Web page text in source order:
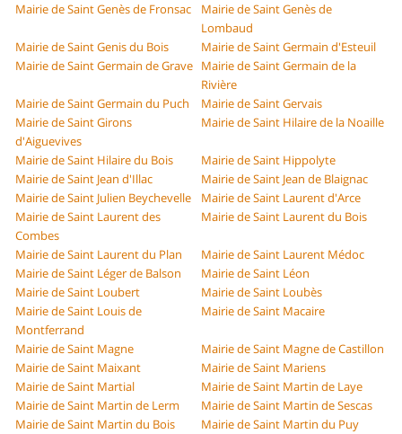
Mairie de Saint Genès de Fronsac
Mairie de Saint Genès de
Lombaud
Mairie de Saint Genis du Bois
Mairie de Saint Germain d'Esteuil
Mairie de Saint Germain de Grave Mairie de Saint Germain de la
Rivière
Mairie de Saint Germain du Puch
Mairie de Saint Gervais
Mairie de Saint Girons
d'Aiguevives
Mairie de Saint Hilaire de la Noaille
Mairie de Saint Hilaire du Bois
Mairie de Saint Hippolyte
Mairie de Saint Jean d'Illac
Mairie de Saint Jean de Blaignac
Mairie de Saint Julien Beychevelle
Mairie de Saint Laurent d'Arce
Mairie de Saint Laurent des
Combes
Mairie de Saint Laurent du Bois
Mairie de Saint Laurent du Plan
Mairie de Saint Laurent Médoc
Mairie de Saint Léger de Balson
Mairie de Saint Léon
Mairie de Saint Loubert
Mairie de Saint Loubès
Mairie de Saint Louis de
Montferrand
Mairie de Saint Macaire
Mairie de Saint Magne
Mairie de Saint Magne de Castillon
Mairie de Saint Maixant
Mairie de Saint Mariens
Mairie de Saint Martial
Mairie de Saint Martin de Laye
Mairie de Saint Martin de Lerm
Mairie de Saint Martin de Sescas
Mairie de Saint Martin du Bois
Mairie de Saint Martin du Puy